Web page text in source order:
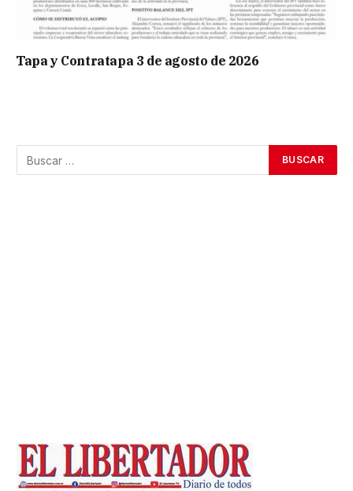
Tapa y Contratapa 3 de agosto de 2026